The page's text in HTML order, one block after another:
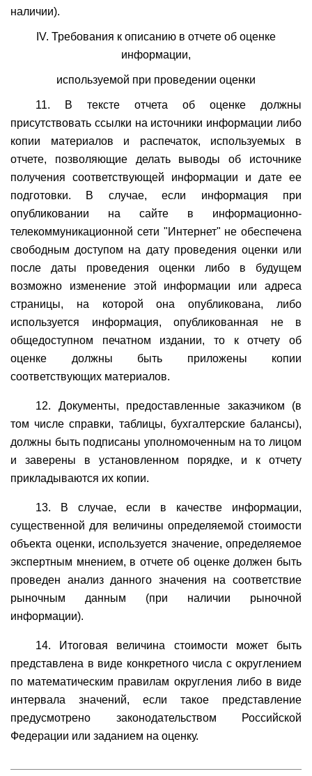
наличии).
IV. Требования к описанию в отчете об оценке
информации,
используемой при проведении оценки
11. В тексте отчета об оценке должны
присутствовать ссылки на источники информации либо
копии материалов и распечаток, используемых в
отчете, позволяющие делать выводы об источнике
получения соответствующей информации и дате ее
подготовки. В случае, если информация при
опубликовании на сайте в информационно-
телекоммуникационной сети "Интернет" не обеспечена
свободным доступом на дату проведения оценки или
после даты проведения оценки либо в будущем
возможно изменение этой информации или адреса
страницы, на которой она опубликована, либо
используется информация, опубликованная не в
общедоступном печатном издании, то к отчету об
оценке должны быть приложены копии
соответствующих материалов.
12. Документы, предоставленные заказчиком (в
том числе справки, таблицы, бухгалтерские балансы),
должны быть подписаны уполномоченным на то лицом
и заверены в установленном порядке, и к отчету
прикладываются их копии.
13. В случае, если в качестве информации,
существенной для величины определяемой стоимости
объекта оценки, используется значение, определяемое
экспертным мнением, в отчете об оценке должен быть
проведен анализ данного значения на соответствие
рыночным данным (при наличии рыночной
информации).
14. Итоговая величина стоимости может быть
представлена в виде конкретного числа с округлением
по математическим правилам округления либо в виде
интервала значений, если такое представление
предусмотрено законодательством Российской
Федерации или заданием на оценку.